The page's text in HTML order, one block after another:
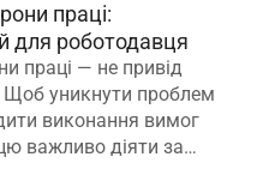
праці:
для роботодавця
праці — не привід
Щоб уникнути проблем
виконання вимог
важливо діяти за